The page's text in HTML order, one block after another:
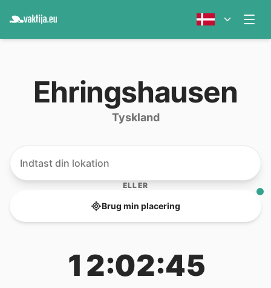
Ehringshausen
Tyskland
ELLER
Brug min placering
12:02:45